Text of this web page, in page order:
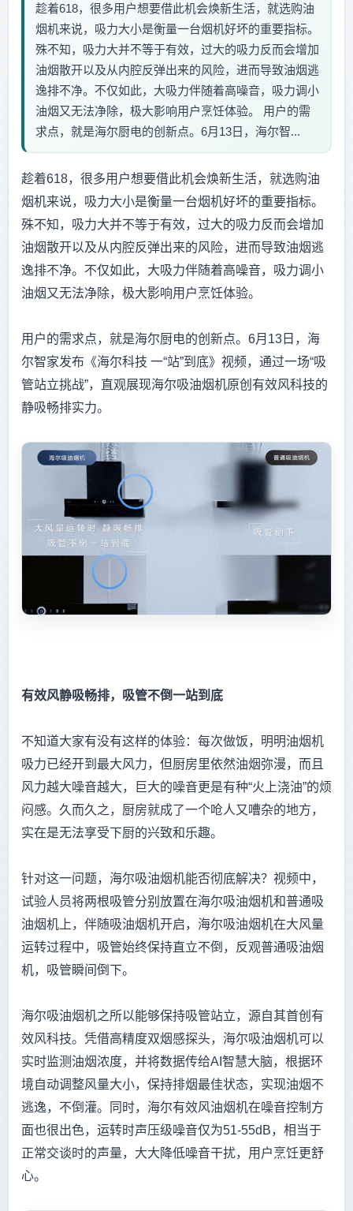
趁着618，很多用户想要借此机会焕新生活，就选购油
烟机来说，吸力大小是衡量一台烟机好坏的重要指标。
殊不知，吸力大并不等于有效，过大的吸力反而会增加
油烟散开以及从内腔反弹出来的风险，进而导致油烟逃
逸排不净。不仅如此，大吸力伴随着高噪音，吸力调小
油烟又无法净除，极大影响用户烹饪体验。 用户的需
求点，就是海尔厨电的创新点。6月13日，海尔智...
趁着618，很多用户想要借此机会焕新生活，就选购油
烟机来说，吸力大小是衡量一台烟机好坏的重要指标。
殊不知，吸力大并不等于有效，过大的吸力反而会增加
油烟散开以及从内腔反弹出来的风险，进而导致油烟逃
逸排不净。不仅如此，大吸力伴随着高噪音，吸力调小
油烟又无法净除，极大影响用户烹饪体验。
用户的需求点，就是海尔厨电的创新点。6月13日，海
尔智家发布《海尔科技 一“站”到底》视频，通过一场“吸
管站立挑战”，直观展现海尔吸油烟机原创有效风科技的
静吸畅排实力。
有效风静吸畅排，吸管不倒一站到底
不知道大家有没有这样的体验：每次做饭，明明油烟机
吸力已经开到最大风力，但厨房里依然油烟弥漫，而且
风力越大噪音越大，巨大的噪音更是有种“火上浇油”的烦
闷感。久而久之，厨房就成了一个呛人又嘈杂的地方，
实在是无法享受下厨的兴致和乐趣。
针对这一问题，海尔吸油烟机能否彻底解决？视频中，
试验人员将两根吸管分别放置在海尔吸油烟机和普通吸
油烟机上，伴随吸油烟机开启，海尔吸油烟机在大风量
运转过程中，吸管始终保持直立不倒，反观普通吸油烟
机，吸管瞬间倒下。
海尔吸油烟机之所以能够保持吸管站立，源自其首创有
效风科技。凭借高精度双烟感探头，海尔吸油烟机可以
实时监测油烟浓度，并将数据传给AI智慧大脑，根据环
境自动调整风量大小，保持排烟最佳状态，实现油烟不
逃逸，不倒灌。同时，海尔有效风油烟机在噪音控制方
面也很出色，运转时声压级噪音仅为51-55dB，相当于
正常交谈时的声量，大大降低噪音干扰，用户烹饪更舒
心。